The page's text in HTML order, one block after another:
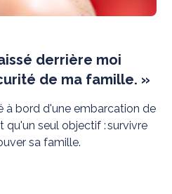
derrière moi
de ma famille. »
à bord d'une embarcation de
qu'un seul objectif : survivre
sa famille.